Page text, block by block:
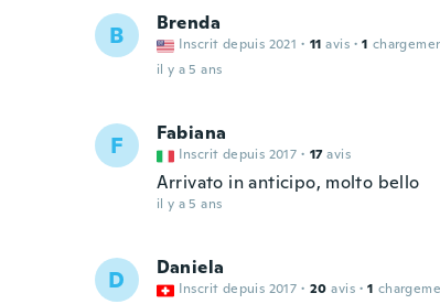
B Brenda
Inscrit depuis 2021 · 11 avis · 1
il y a 5 ans
F Fabiana
Inscrit depuis 2017 · 17 avis
Arrivato in anticipo, molto bello
il y a 5 ans
D Daniela
Inscrit depuis 2017 · 20 avis · 1